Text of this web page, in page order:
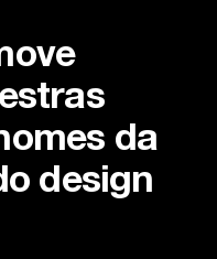
da
design